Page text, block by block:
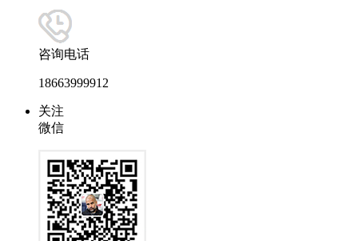
咨询电话
18663999912
关注
微信